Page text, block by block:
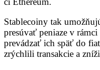
Stablecoiny tak
presúvať peniaze v
prevádzať ich späť do
zrýchlili transakcie a